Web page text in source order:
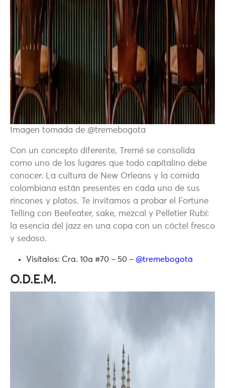
Imagen tomada de @tremebogota
Con un concepto diferente, Tremé se consolida
como uno de los lugares que todo capitalino debe
conocer. La cultura de New Orleans y la comida
colombiana están presentes en cada uno de sus
rincones y platos. Te invitamos a probar el Fortune
Telling con Beefeater, sake, mezcal y Pelletier Rubí:
la esencia del jazz en una copa con un cóctel fresco
y sedoso.
Visítalos: Cra. 10a #70 – 50 – @tremebogota
O.D.E.M.